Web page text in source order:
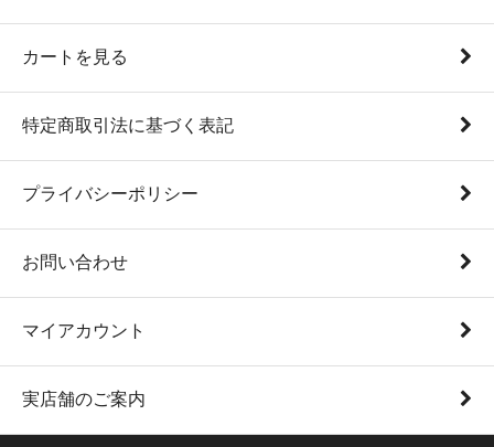
カートを見る
特定商取引法に基づく表記
プライバシーポリシー
お問い合わせ
マイアカウント
実店舗のご案内